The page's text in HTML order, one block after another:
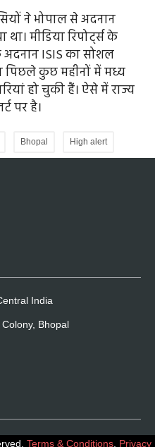
ने भोपाल से अदनान
मीडिया रिपोर्ट्स के
ISIS का सोशल
पिछले कुछ महीनों में मध्य
हो चुकी हैं। ऐसे में राज्य
पर है।
Bhopal High alert
India
Bhopal
Terms & Conditions Privacy